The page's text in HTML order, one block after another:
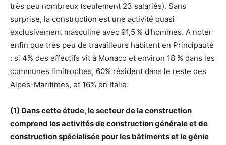
très peu nombreux (seulement 23 salariés). Sans
surprise, la construction est une activité quasi
exclusivement masculine avec 91,5 % d’hommes. A noter
enfin que très peu de travailleurs habitent en Principauté
: si 4% des effectifs vit à Monaco et environ 18 % dans les
communes limitrophes, 60% résident dans le reste des
Alpes-Maritimes, et 16% en Italie.
(1) Dans cette étude, le secteur de la construction
comprend les activités de construction générale et de
construction spécialisée pour les bâtiments et le génie